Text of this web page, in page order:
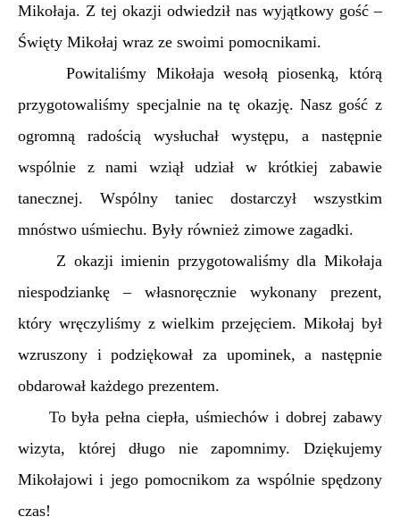
Mikołaja. Z tej okazji odwiedził nas wyjątkowy gość –
Święty Mikołaj wraz ze swoimi pomocnikami.
Powitaliśmy Mikołaja wesołą piosenką, którą
przygotowaliśmy specjalnie na tę okazję. Nasz gość z
ogromną radością wysłuchał występu, a następnie
wspólnie z nami wziął udział w krótkiej zabawie
tanecznej. Wspólny taniec dostarczył wszystkim
mnóstwo uśmiechu. Były również zimowe zagadki.
Z okazji imienin przygotowaliśmy dla Mikołaja
niespodziankę – własnoręcznie wykonany prezent,
który wręczyliśmy z wielkim przejęciem. Mikołaj był
wzruszony i podziękował za upominek, a następnie
obdarował każdego prezentem.
To była pełna ciepła, uśmiechów i dobrej zabawy
wizyta, której długo nie zapomnimy. Dziękujemy
Mikołajowi i jego pomocnikom za wspólnie spędzony
czas!